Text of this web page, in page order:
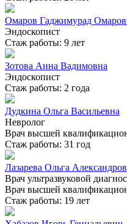
Омаров Гаджимурад
Эндоскопист
Стаж работы: 9 лет
Зотова Анна Вадимовна
Эндоскопист
Стаж работы: 2 года
Дудкина Ольга Васильевна
Невролог
Врач высшей
Стаж работы: 31 год
Лазарева Ольга
Врач ультразвуковой
Врач высшей
Стаж работы: 19 лет